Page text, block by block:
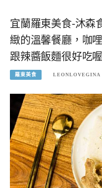
宜蘭羅東美食-沐森
緻的溫馨餐廳，咖
跟辣醬飯麵很好吃喔
羅東美食 LEONLOVEGINA